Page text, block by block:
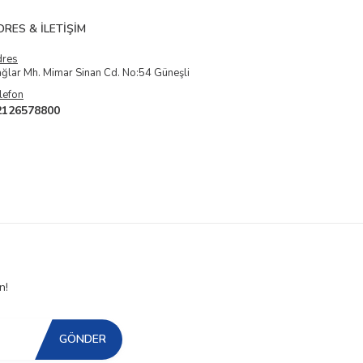
& İLETIŞIM
Mh. Mimar Sinan Cd. No:54 Güneşli
GÖNDER